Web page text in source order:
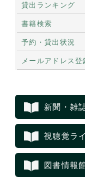
貸出ランキング
書籍検索
予約・貸出状況
メールアドレス登
新聞・雑
視聴覚ラ
図書情報